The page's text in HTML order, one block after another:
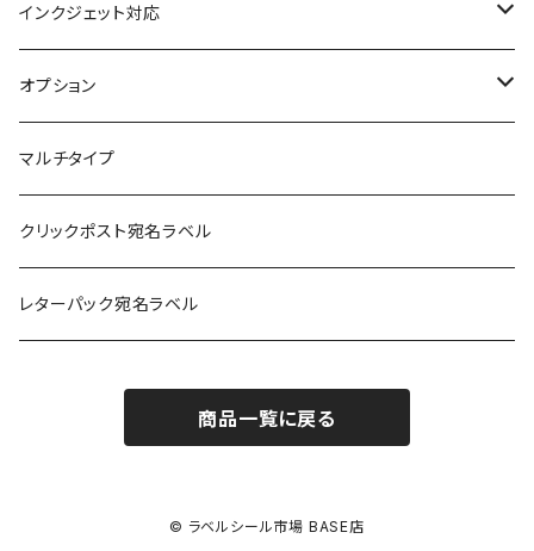
上質紙
アート紙
光沢紙
耐水フィルム
訂正用
インクジェット対応
コート紙
光沢紙
和紙
フィルム
オプション
簡易印刷
マルチタイプ
クリックポスト宛名ラベル
レターパック宛名ラベル
商品一覧に戻る
© ラベルシール市場 BASE店